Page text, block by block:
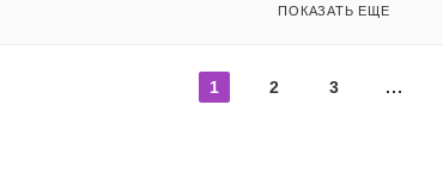
ПОКАЗАТЬ ЕЩЕ
1 2 3